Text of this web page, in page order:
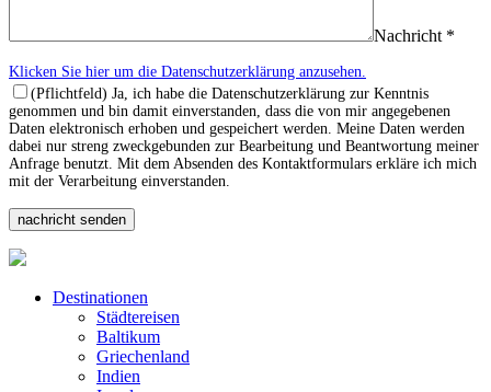
Nachricht *
Klicken Sie hier um die Datenschutzerklärung anzusehen.
(Pflichtfeld) Ja, ich habe die Datenschutzerklärung zur Kenntnis
genommen und bin damit einverstanden, dass die von mir angegebenen
Daten elektronisch erhoben und gespeichert werden. Meine Daten werden
dabei nur streng zweckgebunden zur Bearbeitung und Beantwortung meiner
Anfrage benutzt. Mit dem Absenden des Kontaktformulars erkläre ich mich
mit der Verarbeitung einverstanden.
Destinationen
Städtereisen
Baltikum
Griechenland
Indien